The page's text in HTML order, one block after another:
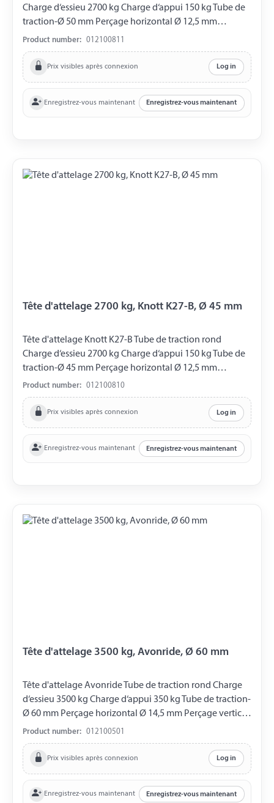
Charge d‘essieu 2700 kg Charge d‘appui 150 kg Tube de
traction-Ø 50 mm Perçage horizontal Ø 12,5 mm
Perçage vertical Ø 12,5 mm Distance entre les Perçages
40 mm
Product number: 012100811
Prix visibles après connexion Log in
Enregistrez-vous maintenant Enregistrez-vous maintenant
Tête d'attelage 2700 kg, Knott K27-B, Ø 45 mm
Tête d'attelage Knott K27-B Tube de traction rond
Charge d‘essieu 2700 kg Charge d‘appui 150 kg Tube de
traction-Ø 45 mm Perçage horizontal Ø 12,5 mm
Perçage vertical Ø 12,5 mm Distance entre les Perçages
40 mm
Product number: 012100810
Prix visibles après connexion Log in
Enregistrez-vous maintenant Enregistrez-vous maintenant
Tête d'attelage 3500 kg, Avonride, Ø 60 mm
Tête d'attelage Avonride Tube de traction rond Charge
d‘essieu 3500 kg Charge d‘appui 350 kg Tube de traction-
Ø 60 mm Perçage horizontal Ø 14,5 mm Perçage vertical
Ø 14,5 mm Distance entre les Perçages 54 mm
Product number: 012100501
Prix visibles après connexion Log in
Enregistrez-vous maintenant Enregistrez-vous maintenant